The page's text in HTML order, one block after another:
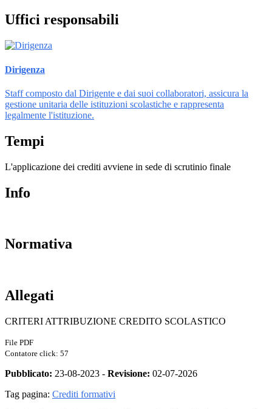
Uffici responsabili
Dirigenza
Staff composto dal Dirigente e dai suoi collaboratori, assicura la
gestione unitaria delle istituzioni scolastiche e rappresenta
legalmente l'istituzione.
Tempi
L'applicazione dei crediti avviene in sede di scrutinio finale
Info
Normativa
Allegati
CRITERI ATTRIBUZIONE CREDITO SCOLASTICO
File PDF
Contatore click: 57
Pubblicato: 23-08-2023 - Revisione: 02-07-2026
Tag pagina: Crediti formativi